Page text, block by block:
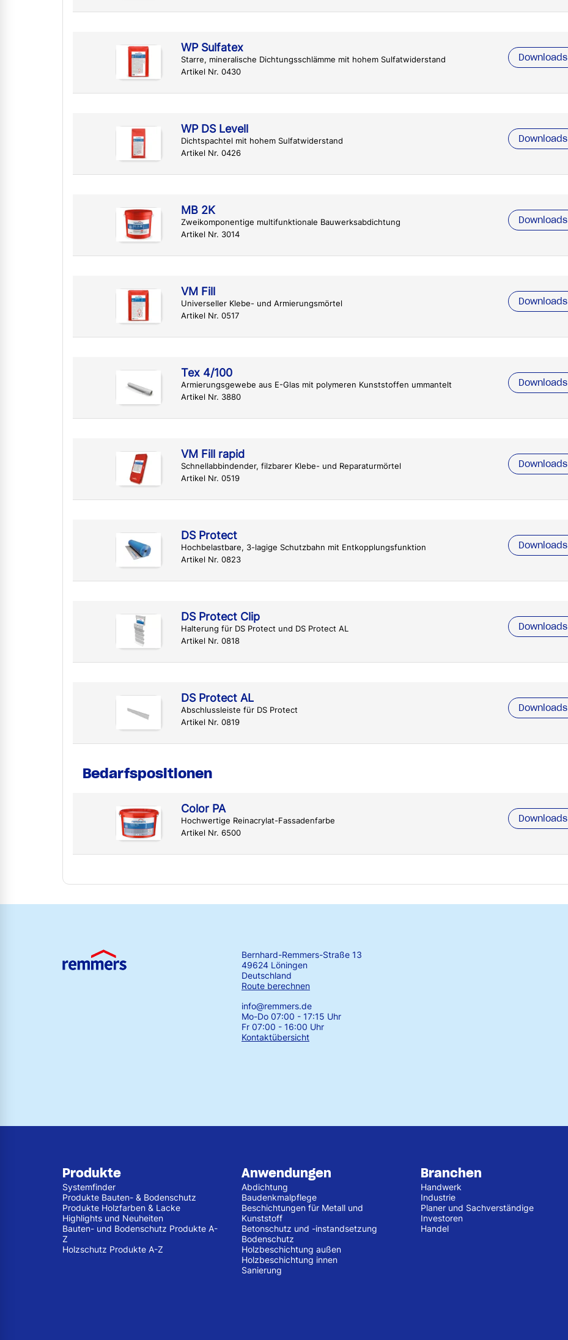
WP Sulfatex
Starre, mineralische Dichtungsschlämme mit hohem Sulfatwiderstand
Artikel Nr. 0430
Downloads
WP DS Levell
Dichtspachtel mit hohem Sulfatwiderstand
Artikel Nr. 0426
Downloads
MB 2K
Zweikomponentige multifunktionale Bauwerksabdichtung
Artikel Nr. 3014
Downloads
VM Fill
Universeller Klebe- und Armierungsmörtel
Artikel Nr. 0517
Downloads
Tex 4/100
Armierungsgewebe aus E-Glas mit polymeren Kunststoffen ummantelt
Artikel Nr. 3880
Downloads
VM Fill rapid
Schnellabbindender, filzbarer Klebe- und Reparaturmörtel
Artikel Nr. 0519
Downloads
DS Protect
Hochbelastbare, 3-lagige Schutzbahn mit Entkopplungsfunktion
Artikel Nr. 0823
Downloads
DS Protect Clip
Halterung für DS Protect und DS Protect AL
Artikel Nr. 0818
Downloads
DS Protect AL
Abschlussleiste für DS Protect
Artikel Nr. 0819
Downloads
Bedarfspositionen
Color PA
Hochwertige Reinacrylat-Fassadenfarbe
Artikel Nr. 6500
Downloads
Bernhard-Remmers-Straße 13
49624 Löningen
Deutschland
Route berechnen
info@remmers.de
Mo-Do 07:00 - 17:15 Uhr
Fr 07:00 - 16:00 Uhr
Kontaktübersicht
Produkte
Systemfinder
Produkte Bauten- & Bodenschutz
Produkte Holzfarben & Lacke
Highlights und Neuheiten
Bauten- und Bodenschutz Produkte A-
Z
Holzschutz Produkte A-Z
Anwendungen
Abdichtung
Baudenkmalpflege
Beschichtungen für Metall und
Kunststoff
Betonschutz und -instandsetzung
Bodenschutz
Holzbeschichtung außen
Holzbeschichtung innen
Sanierung
Branchen
Handwerk
Industrie
Planer und Sachverständige
Investoren
Handel